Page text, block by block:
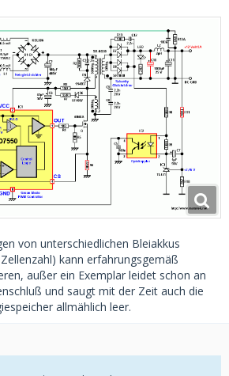
von unterschiedlichen Bleiakkus
kann erfahrungsgemäß
außer ein Exemplar leidet schon an
und saugt mit der Zeit auch die
allmählich leer.